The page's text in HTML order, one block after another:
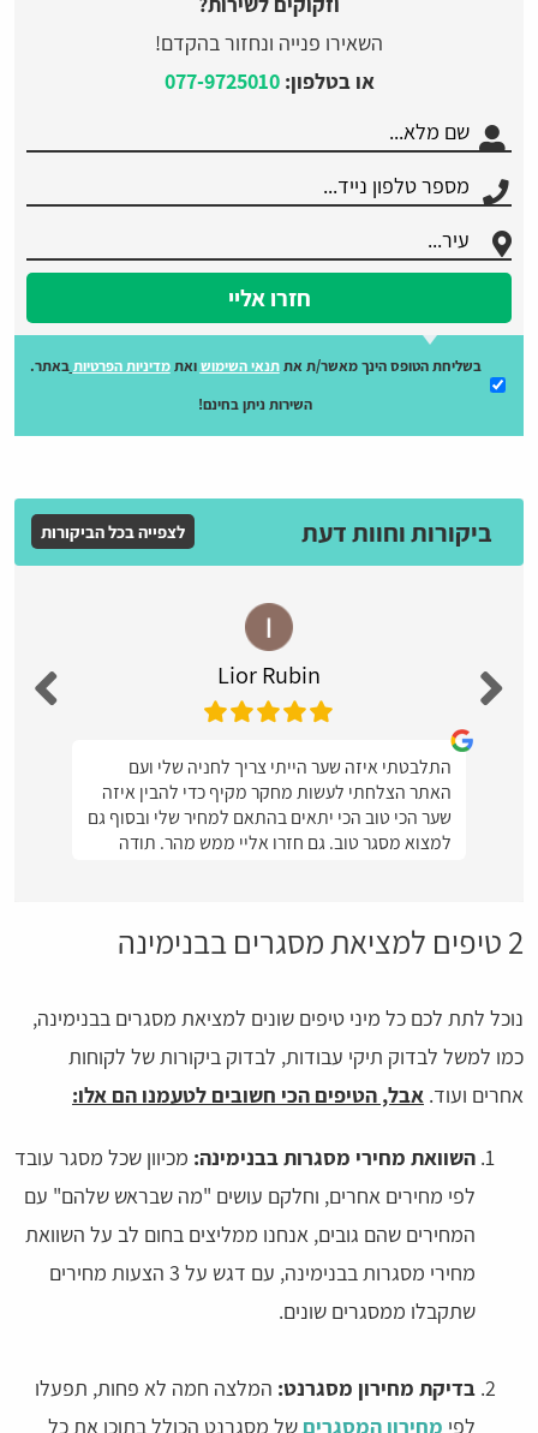
השאירו פנייה ונחזור בהקדם!
או בטלפון:077-9725010
חזרו אליי
בשליחת הטופס הינך מאשר/ת אתתנאי השימושואתמדיניות הפרטיות באתר.
השירות ניתן בחינם!
ביקורות וחוות דעת לצפייה בכל הביקורות
Lior Rubin
התלבטתי איזה שער הייתי צריך לחניה שלי ועם
האתר הצלחתי לעשות מחקר מקיף כדי להבין איזה
שער הכי טוב הכי יתאים בהתאם למחיר שלי ובסוף גם
למצוא מסגר טוב. גם חזרו אליי ממש מהר. תודה
2 טיפים למציאת מסגרים בבנימינה
נוכל לתת לכם כל מיני טיפים שונים למציאת מסגרים בבנימינה,
כמו למשל לבדוק תיקי עבודות, לבדוק ביקורות של לקוחות
אחרים ועוד. אבל, הטיפים הכי חשובים לטעמנו הם אלו:
השוואת מחירי מסגרות בבנימינה: מכיוון שכל מסגר עובד
לפי מחירים אחרים, וחלקם עושים "מה שבראש שלהם" עם
המחירים שהם גובים, אנחנו ממליצים בחום לב על השוואת
מחירי מסגרות בבנימינה, עם דגש על 3 הצעות מחירים
שתקבלו ממסגרים שונים.
בדיקת מחירון מסגרנט: המלצה חמה לא פחות, תפעלו
לפי מחירון המסגרים של מסגרנט הכולל בתוכו את כל